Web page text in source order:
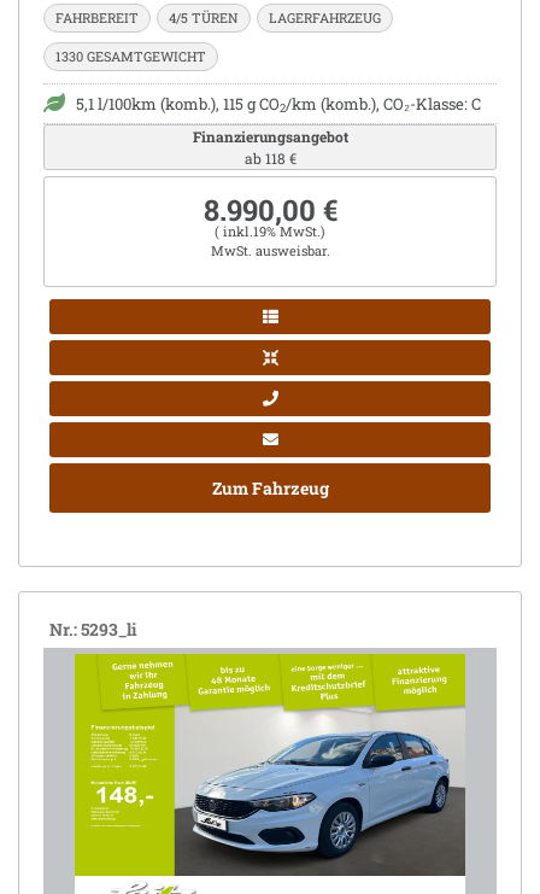
FAHRBEREIT 4/5 TÜREN LAGERFAHRZEUG
1330 GESAMTGEWICHT
5,1 l/100km (komb.), 115 g CO2/km (komb.), CO₂-Klasse: C
Finanzierungsangebot
ab 118 €
8.990,00 €
( inkl.19% MwSt.)
MwSt. ausweisbar.
Zum Fahrzeug
Nr.: 5293_li